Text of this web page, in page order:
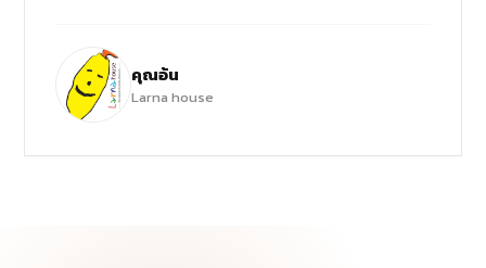
คุณอ้น
Larna house